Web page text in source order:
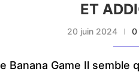
ET
20 juin 2024 0
Banana Game Il semble